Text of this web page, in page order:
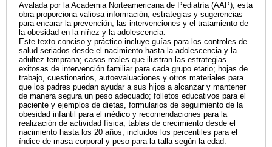
Avalada por la Academia Norteamericana de Pediatría (AAP), esta
obra proporciona valiosa información, estrategias y sugerencias
para encarar la prevención, las intervenciones y el tratamiento de
la obesidad en la niñez y la adolescencia.
Este texto conciso y práctico incluye guías para los controles de
salud seriados desde el nacimiento hasta la adolescencia y la
adultez temprana; casos reales que ilustran las estrategias
exitosas de intervención familiar para cada grupo etario; hojas de
trabajo, cuestionarios, autoevaluaciones y otros materiales para
que los padres puedan ayudar a sus hijos a alcanzar y mantener
de manera segura un peso adecuado; folletos educativos para el
paciente y ejemplos de dietas, formularios de seguimiento de la
obesidad infantil para el médico y recomendaciones para la
realización de actividad física, tablas de crecimiento desde el
nacimiento hasta los 20 años, incluidos los percentiles para el
índice de masa corporal y peso para la talla según la edad.